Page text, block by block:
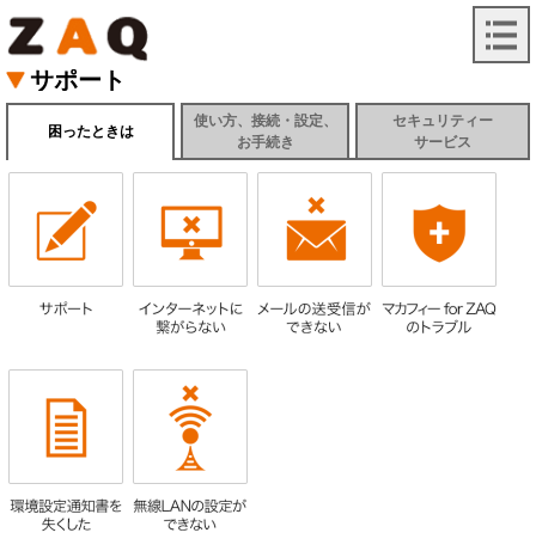
サポート
困ったときは
使い方、接続・設定、
お手続き
セキュリティー
サービス